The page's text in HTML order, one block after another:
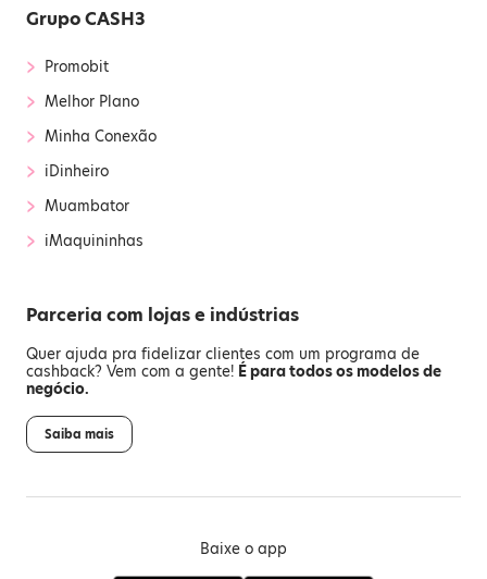
Grupo CASH3
› Promobit
› Melhor Plano
› Minha Conexão
› iDinheiro
› Muambator
› iMaquininhas
Parceria com lojas e indústrias
Quer ajuda pra fidelizar clientes com um programa de
cashback? Vem com a gente! É para todos os modelos de
negócio.
Saiba mais
Baixe o app